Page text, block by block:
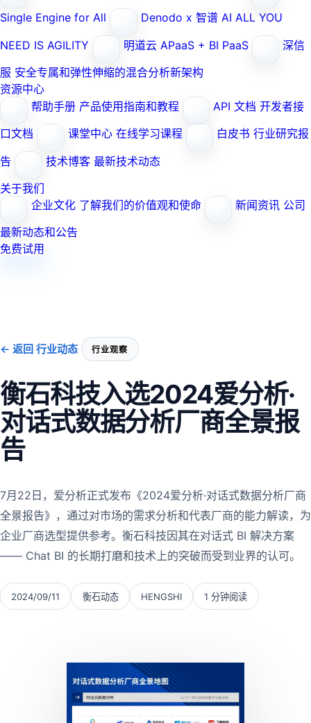
Single Engine for All
Denodo x 智谱 AI ALL YOU
NEED IS AGILITY
明道云 APaaS + BI PaaS
深信
服 安全专属和弹性伸缩的混合分析新架构
资源中心
帮助手册 产品使用指南和教程 API 文档 开发者接
口文档
课堂中心 在线学习课程 白皮书 行业研究报
告
技术博客 最新技术动态
关于我们
企业文化 了解我们的价值观和使命 新闻资讯 公司
最新动态和公告
免费试用
← 返回 行业动态 行业观察
衡石科技入选2024爱分析·
对话式数据分析厂商全景报
告
7月22日，爱分析正式发布《2024爱分析·对话式数据分析厂商
全景报告》，通过对市场的需求分析和代表厂商的能力解读，为
企业厂商选型提供参考。衡石科技因其在对话式 BI 解决方案
—— Chat BI 的长期打磨和技术上的突破而受到业界的认可。
2024/09/11 衡石动态 HENGSHI 1 分钟阅读